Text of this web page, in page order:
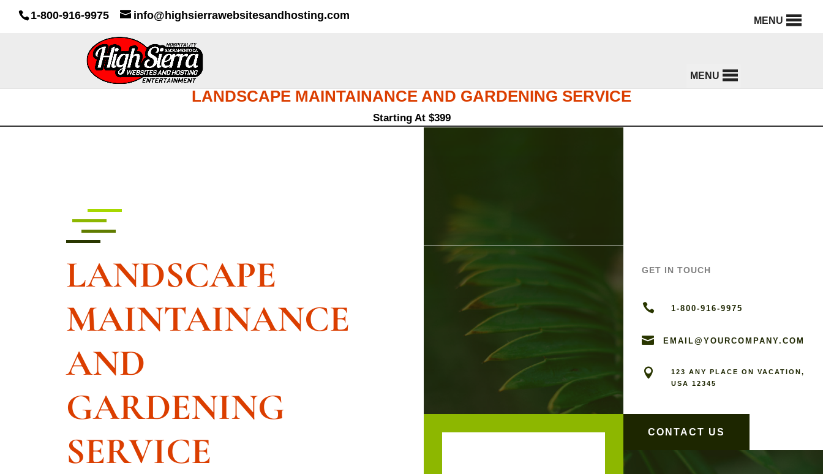
1-800-916-9975 info@highsierrawebsitesandhosting.com MENU
MENU
LANDSCAPE MAINTAINANCE AND GARDENING SERVICE
Starting At $399
LANDSCAPE
MAINTAINANCE
AND
GARDENING
SERVICE
GET IN TOUCH
 1-800-916-9975
 EMAIL@YOURCOMPANY.COM

123 ANY PLACE ON VACATION,
USA 12345
CONTACT US